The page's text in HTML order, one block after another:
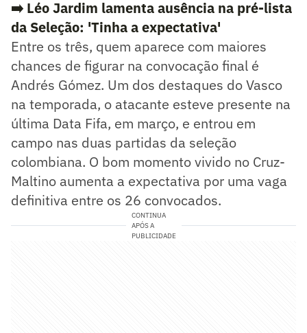
➡️ Léo Jardim lamenta ausência na pré-lista
da Seleção: 'Tinha a expectativa'
Entre os três, quem aparece com maiores
chances de figurar na convocação final é
Andrés Gómez. Um dos destaques do Vasco
na temporada, o atacante esteve presente na
última Data Fifa, em março, e entrou em
campo nas duas partidas da seleção
colombiana. O bom momento vivido no Cruz-
Maltino aumenta a expectativa por uma vaga
definitiva entre os 26 convocados.
CONTINUA
APÓS A
PUBLICIDADE